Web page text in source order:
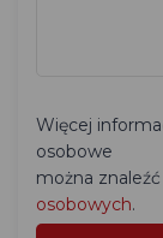
Więcej
osobowe
można
osobowych.